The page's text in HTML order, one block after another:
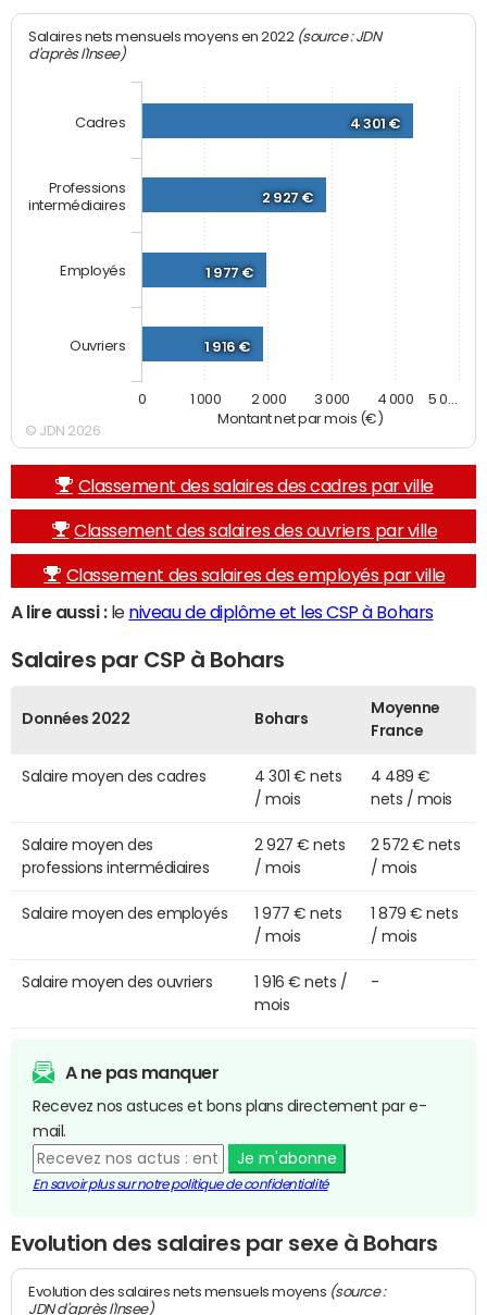
Montant net par mois (€)
Salaires nets mensuels moyens en 2022 (source : JDN
d'après l'Insee)
4 301 €
2 927 €
1 977 €
1 916 €
Cadres
Professions
intermédiaires
Employés
Ouvriers
0 1 000 2 000 3 000 4 000 5 0…
© JDN 2026
Classement des salaires des cadres par ville
Classement des salaires des ouvriers par ville
Classement des salaires des employés par ville
A lire aussi :le niveau de diplôme et les CSP à Bohars
Salaires par CSP à Bohars
Données 2022 Bohars
Moyenne
France
Salaire moyen des cadres
4 301 € nets
/ mois
4 489 €
nets / mois
Salaire moyen des
professions intermédiaires
2 927 € nets
/ mois
2 572 € nets
/ mois
Salaire moyen des employés
1 977 € nets
/ mois
1 879 € nets
/ mois
Salaire moyen des ouvriers
1 916 € nets /
mois
-
A ne pas manquer
Recevez nos astuces et bons plans directement par e-
mail.
Je m'abonne
En savoir plus sur notre politique de confidentialité
Evolution des salaires par sexe à Bohars
Evolution des salaires nets mensuels moyens (source :
JDN d'après l'Insee)